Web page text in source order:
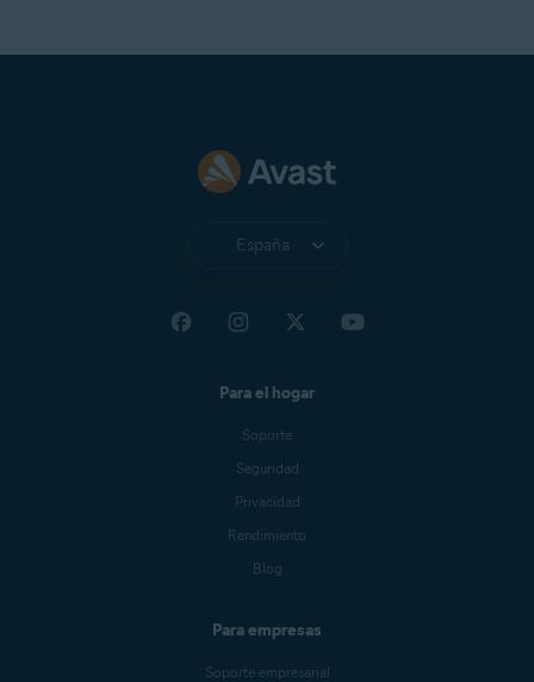
España
Para el hogar
Soporte
Seguridad
Privacidad
Rendimiento
Blog
Para empresas
Soporte empresarial